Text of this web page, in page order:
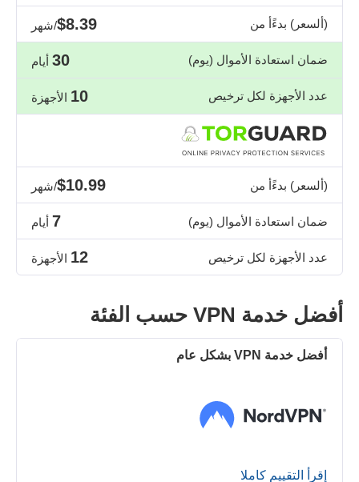
(ألسعر) بدءًأ من $8.39/شهر
ضمان استعادة الأموال (يوم) 30 أيام
عدد الأجهزة لكل ترخيص 10 الأجهزة
(ألسعر) بدءًأ من $10.99/شهر
ضمان استعادة الأموال (يوم) 7 أيام
عدد الأجهزة لكل ترخيص 12 الأجهزة
أفضل خدمة VPN حسب الفئة
أفضل خدمة VPN بشكل عام
إقرأ التقييم كاملا